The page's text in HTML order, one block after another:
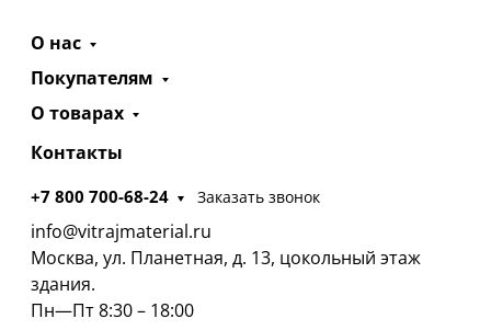
О нас
Покупателям
О товарах
Контакты
+7 800 700-68-24 Заказать звонок
info@vitrajmaterial.ru
Москва, ул. Планетная, д. 13, цокольный этаж
здания.
Пн—Пт 8:30 – 18:00